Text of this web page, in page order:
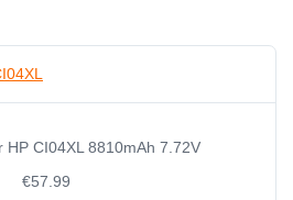
HP CI04XL 8810mAh 7.72V
€57.99